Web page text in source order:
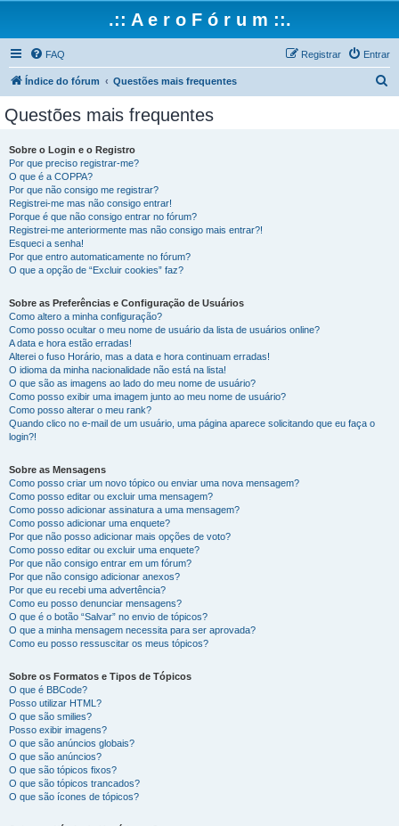
.:: A e r o F ó r u m ::.
FAQ Entrar
Registrar
Índice do fórum Questões mais frequentes
Questões mais frequentes
Sobre o Login e o Registro
Por que preciso registrar-me?
O que é a COPPA?
Por que não consigo me registrar?
Registrei-me mas não consigo entrar!
Porque é que não consigo entrar no fórum?
Registrei-me anteriormente mas não consigo mais entrar?!
Esqueci a senha!
Por que entro automaticamente no fórum?
O que a opção de “Excluir cookies” faz?
Sobre as Preferências e Configuração de Usuários
Como altero a minha configuração?
Como posso ocultar o meu nome de usuário da lista de usuários online?
A data e hora estão erradas!
Alterei o fuso Horário, mas a data e hora continuam erradas!
O idioma da minha nacionalidade não está na lista!
O que são as imagens ao lado do meu nome de usuário?
Como posso exibir uma imagem junto ao meu nome de usuário?
Como posso alterar o meu rank?
Quando clico no e-mail de um usuário, uma página aparece solicitando que eu faça o
login?!
Sobre as Mensagens
Como posso criar um novo tópico ou enviar uma nova mensagem?
Como posso editar ou excluir uma mensagem?
Como posso adicionar assinatura a uma mensagem?
Como posso adicionar uma enquete?
Por que não posso adicionar mais opções de voto?
Como posso editar ou excluir uma enquete?
Por que não consigo entrar em um fórum?
Por que não consigo adicionar anexos?
Por que eu recebi uma advertência?
Como eu posso denunciar mensagens?
O que é o botão “Salvar” no envio de tópicos?
O que a minha mensagem necessita para ser aprovada?
Como eu posso ressuscitar os meus tópicos?
Sobre os Formatos e Tipos de Tópicos
O que é BBCode?
Posso utilizar HTML?
O que são smilies?
Posso exibir imagens?
O que são anúncios globais?
O que são anúncios?
O que são tópicos fixos?
O que são tópicos trancados?
O que são ícones de tópicos?